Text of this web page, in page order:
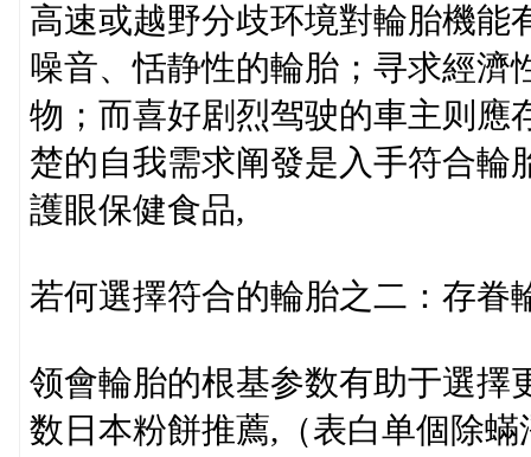
高速或越野分歧环境對輪胎機能
噪音、恬静性的輪胎；寻求經濟
物；而喜好剧烈驾驶的車主则應
楚的自我需求阐發是入手符合輪
護眼保健食品,
若何選擇符合的輪胎之二：存眷
领會輪胎的根基参数有助于選擇
数日本粉餅推薦,（表白单個除